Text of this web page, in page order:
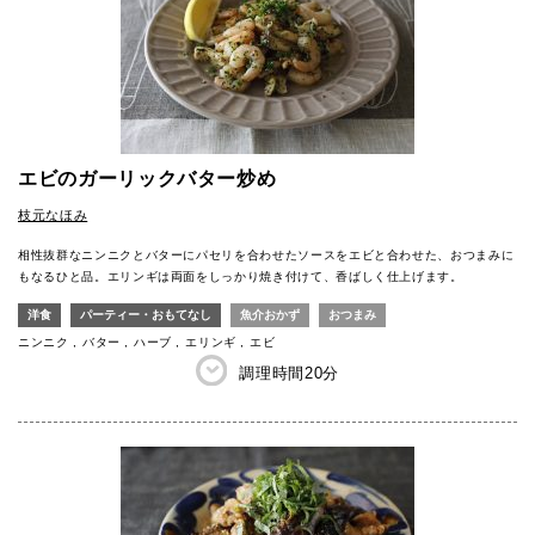
エビのガーリックバター炒め
枝元なほみ
相性抜群なニンニクとバターにパセリを合わせたソースをエビと合わせた、おつまみに
もなるひと品。エリンギは両面をしっかり焼き付けて、香ばしく仕上げます。
洋食 パーティー・おもてなし 魚介おかず おつまみ
ニンニク バター ハーブ エリンギ エビ
調理時間20分